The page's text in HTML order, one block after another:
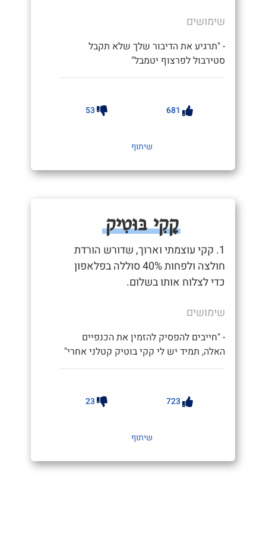
שימושים
- "תרגיע את הדיבור שלך שלא תקבל
סטירבול לפרצוף יטמבל"
681
53
שיתוף
קָקִי בּוּטִיק
1. קקי עוצמתי וארוך, שדורש הורדת
חולצה ולפחות 40% סוללה בפלאפון
כדי לצלוח אותו בשלום.
שימושים
- "חייבים להפסיק להזמין את הכנפיים
האלה, תמיד יש לי קקי בוטיק קטלני אחרי"
723
23
שיתוף